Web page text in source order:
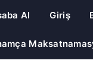
Al Giriş